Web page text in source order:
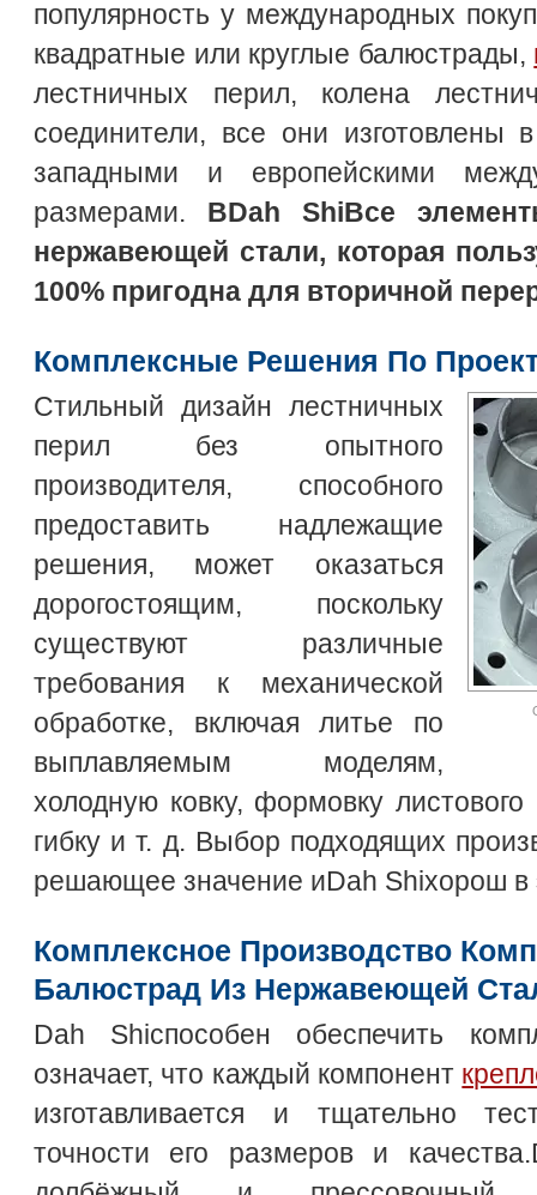
популярность у международных
квадратные или круглые балюстрады,
лестничных перил, колена
соединители, все они изготовлены
западными и европейскими
размерами. ВDah ShiВсе
нержавеющей стали, которая
100% пригодна для вторичной
Комплексные Решения По
Стильный дизайн лестничных
перил без опытного
производителя, способного
предоставить надлежащие
решения, может оказаться
дорогостоящим, поскольку
существуют различные
требования к механической
обработке, включая литье по
выплавляемым моделям,
холодную ковку, формовку
гибку и т. д. Выбор подходящих
решающее значение иDah Shiхорош в
Комплексное Производство
Балюстрад Из Нержавеющей
Dah Shiспособен обеспечить
означает, что каждый компонент
изготавливается и тщательно
точности его размеров и